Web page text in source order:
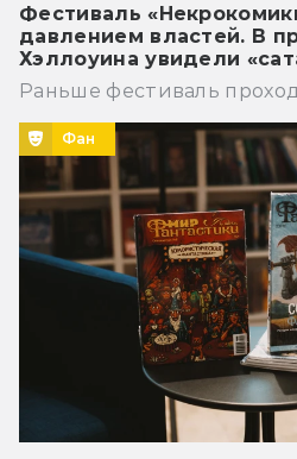
Фестиваль
давлением властей. В
Хэллоуина увидели
Раньше фестиваль
Фан